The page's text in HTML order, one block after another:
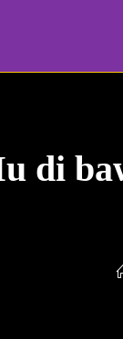
di